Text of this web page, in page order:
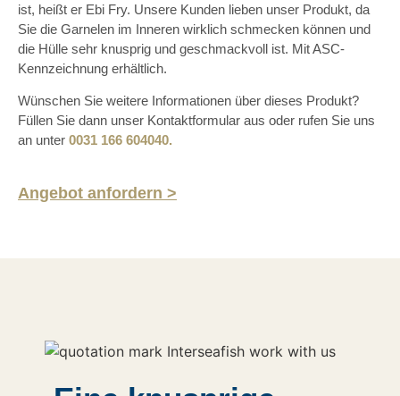
ist, heißt er Ebi Fry. Unsere Kunden lieben unser Produkt, da
Sie die Garnelen im Inneren wirklich schmecken können und
die Hülle sehr knusprig und geschmackvoll ist. Mit ASC-
Kennzeichnung erhältlich.
Wünschen Sie weitere Informationen über dieses Produkt?
Füllen Sie dann unser Kontaktformular aus oder rufen Sie uns
an unter 0031 166 604040.
Angebot anfordern >